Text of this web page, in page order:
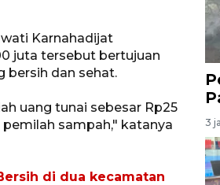
Karnahadijat
juta tersebut bertujuan
bersih dan sehat.
uang tunai sebesar Rp25
sampah," katanya
di dua kecamatan
3